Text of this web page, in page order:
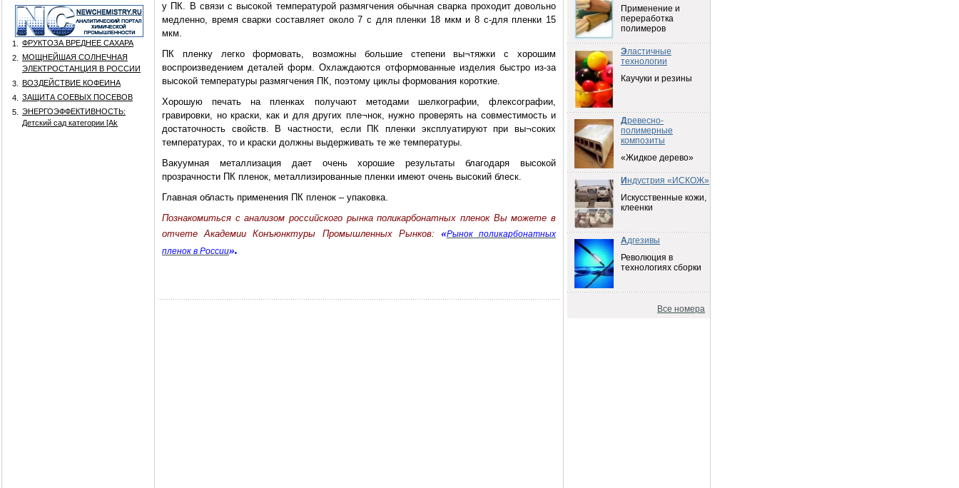
1.
ФРУКТОЗА ВРЕДНЕЕ САХАРА
2.
МОЩНЕЙШАЯ СОЛНЕЧНАЯ
ЭЛЕКТРОСТАНЦИЯ В РОССИИ
3.
ВОЗДЕЙСТВИЕ КОФЕИНА
4.
ЗАЩИТА СОЕВЫХ ПОСЕВОВ
5.
ЭНЕРГОЭФФЕКТИВНОСТЬ:
Детский сад категории [Аk
у ПК. В связи с высокой температурой размягчения обычная сварка проходит довольно
медленно, время сварки составляет около 7 с для пленки 18 мкм и 8 с-для пленки 15
мкм.
ПК пленку легко формовать, возможны большие степени вы¬тяжки с хорошим
воспроизведением деталей форм. Охлаждаются отформованные изделия быстро из-за
высокой температуры размягчения ПК, поэтому циклы формования короткие.
Хорошую печать на пленках получают методами шелкографии, флексографии,
гравировки, но краски, как и для других пле¬нок, нужно проверять на совместимость и
достаточность свойств. В частности, если ПК пленки эксплуатируют при вы¬соких
температурах, то и краски должны выдерживать те же температуры.
Вакуумная металлизация дает очень хорошие результаты благодаря высокой
прозрачности ПК пленок, металлизированные пленки имеют очень высокий блеск.
Главная область применения ПК пленок – упаковка.
Познакомиться с анализом российского рынка поликарбонатных пленок Вы можете в
отчете Академии Конъюнктуры Промышленных Рынков: «Рынок поликарбонатных
пленок в России».
Применение и
переработка
полимеров
Эластичные
технологии
Каучуки и резины
Древесно-
полимерные
композиты
«Жидкое дерево»
Индустрия «ИСКОЖ»
Искусственные кожи,
клеенки
Адгезивы
Революция в
технологиях сборки
Все номера